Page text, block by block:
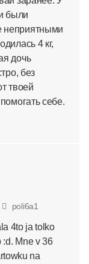
были
неприятными
4 кг,
дочь
без
твоей
себе.
poli6a1
4to ja tolko
Mne v 36
na